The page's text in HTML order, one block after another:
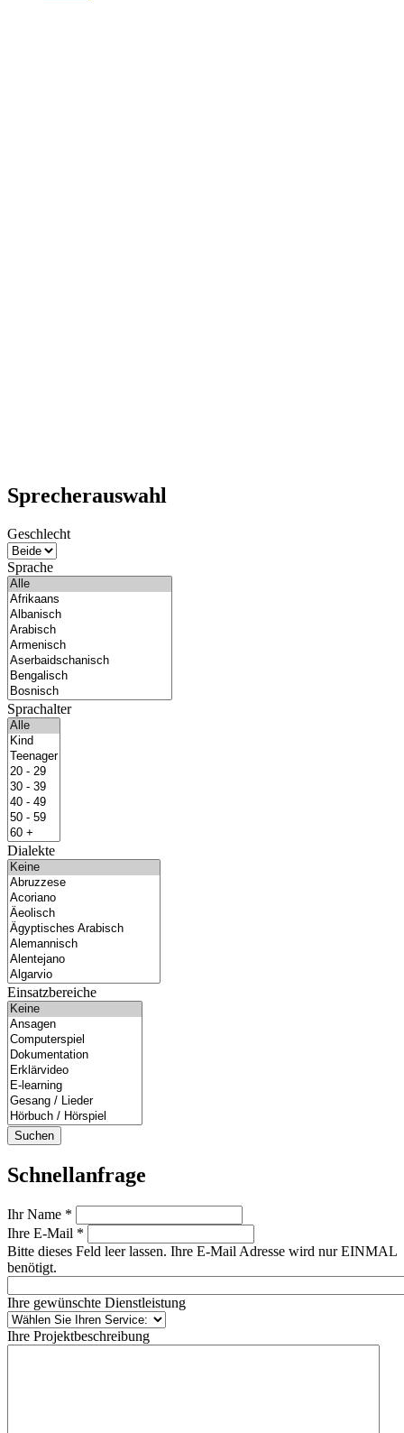
Sprecherauswahl
Geschlecht
Sprache
Sprachalter
Dialekte
Einsatzbereiche
Suchen
Schnellanfrage
Ihr Name *
Ihre E-Mail *
Bitte dieses Feld leer lassen. Ihre E-Mail Adresse wird nur EINMAL
benötigt.
Ihre gewünschte Dienstleistung
Ihre Projektbeschreibung